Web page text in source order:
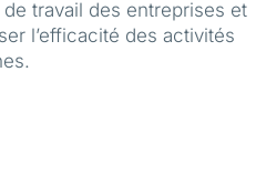
travail des entreprises et
l’efficacité des activités